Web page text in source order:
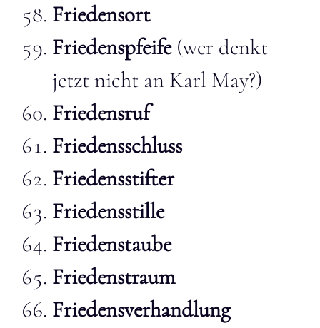
Friedensort
Friedenspfeife(wer denkt
jetzt nicht an Karl May?)
Friedensruf
Friedensschluss
Friedensstifter
Friedensstille
Friedenstaube
Friedenstraum
Friedensverhandlung